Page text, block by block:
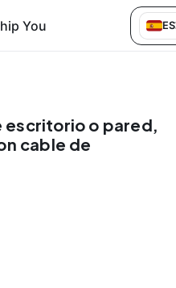
You ES
o pared,
cable de